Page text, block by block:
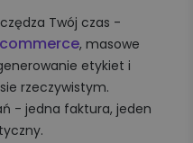
Twój czas -
, masowe
etykiet i
rzeczywistym.
- jedna faktura, jeden